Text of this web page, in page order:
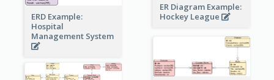
ER Diagram Example:
Hockey League
ERD Example:
Hospital
Management System